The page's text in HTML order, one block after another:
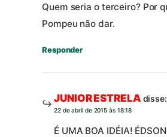
Quem seria o terceiro? Por
Pompeu não dar.
Responder
JUNIOR ESTRELA disse:
22 de abril de 2015 às 18:18
É UMA BOA IDÉIA!